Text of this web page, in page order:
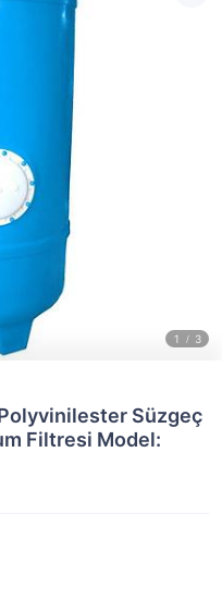
Süzgeç
Filtresi Model: